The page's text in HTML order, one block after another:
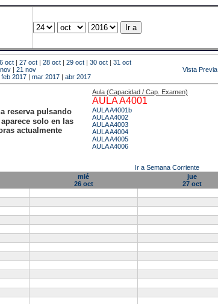
oct | 27 oct | 28 oct | 29 oct | 30 oct | 31 oct
| 21 nov
Vista Previa
feb 2017 | mar 2017 | abr 2017
reserva pulsando
solo en las
actualmente
Aula (Capacidad / Cap. Examen)
AULA A4001
AULA A4001b
AULA A4002
AULA A4003
AULA A4004
AULA A4005
AULA A4006
Ir a Semana Corriente
mié
26 oct
jue
27 oct